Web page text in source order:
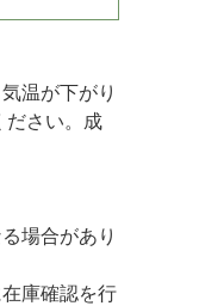
温が下がり
ださい。成
場合があり
庫確認を行